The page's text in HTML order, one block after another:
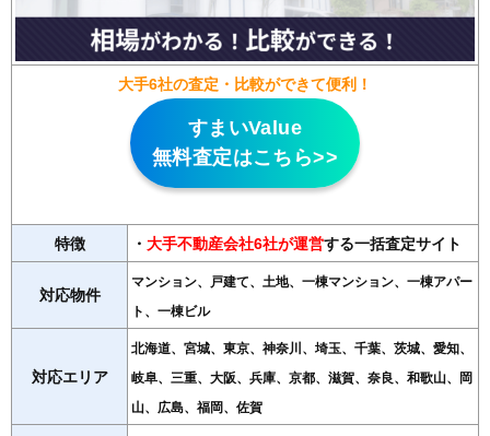
大手6社の査定・比較ができて便利！
すまいValue
無料査定はこちら>>
特徴 ・ 大手不動産会社6社が運営する一括査定サイト
対応物件
マンション、戸建て、土地、一棟マンション、一棟アパー
ト、一棟ビル
対応エリア
北海道、宮城、東京、神奈川、埼玉、千葉、茨城、愛知、
岐阜、三重、大阪、兵庫、京都、滋賀、奈良、和歌山、岡
山、広島、福岡、佐賀